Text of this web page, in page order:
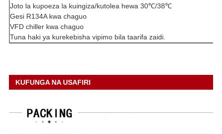
Joto la kupoeza la kuingiza/kutolea hewa 30℃/38℃
Gesi R134A kwa chaguo
VFD chiller kwa chaguo
Tuna haki ya kurekebisha vipimo bila taarifa zaidi.
KUFUNGA NA USAFIRI